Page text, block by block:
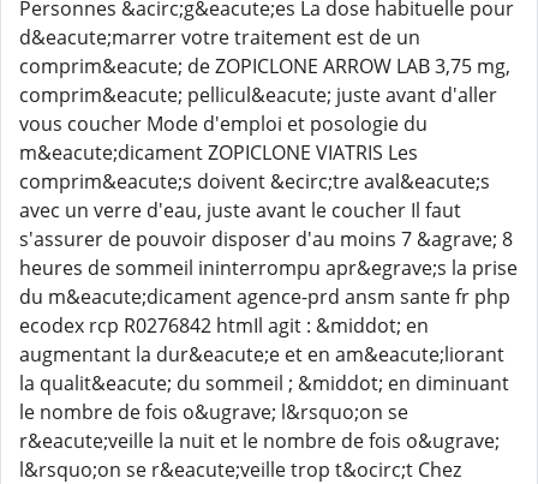
Personnes &acirc;g&eacute;es La dose habituelle pour
d&eacute;marrer votre traitement est de un
comprim&eacute; de ZOPICLONE ARROW LAB 3,75 mg,
comprim&eacute; pellicul&eacute; juste avant d'aller
vous coucher Mode d'emploi et posologie du
m&eacute;dicament ZOPICLONE VIATRIS Les
comprim&eacute;s doivent &ecirc;tre aval&eacute;s
avec un verre d'eau, juste avant le coucher Il faut
s'assurer de pouvoir disposer d'au moins 7 &agrave; 8
heures de sommeil ininterrompu apr&egrave;s la prise
du m&eacute;dicament agence-prd ansm sante fr php
ecodex rcp R0276842 htmIl agit : &middot; en
augmentant la dur&eacute;e et en am&eacute;liorant
la qualit&eacute; du sommeil ; &middot; en diminuant
le nombre de fois o&ugrave; l&rsquo;on se
r&eacute;veille la nuit et le nombre de fois o&ugrave;
l&rsquo;on se r&eacute;veille trop t&ocirc;t Chez